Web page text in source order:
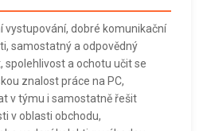
vystupování, dobré komunikační
samostatný a odpovědný
spolehlivost a ochotu učit se
znalost práce na PC,
v týmu i samostatně řešit
v oblasti obchodu,